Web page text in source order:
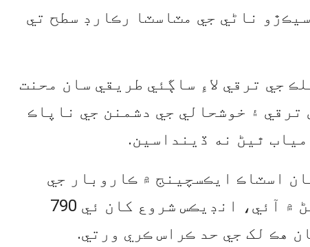
ٿي، وياج جي شرح 15 سيڪڙو ناڻي جي مٽاسٽا رڪارڊ سطح تي
جي ترقي لاءِ ساڳئي طريقي سان محنت
۽ خوشحالي جي دشمنن جي ناپاڪ
ٿيڻ نه ڏينداسين.
اسٽاڪ ايڪسچينج ۾ ڪاروبار جي
شروعات ۾ ئي تيزي ڏسڻ ۾ آئي، انڊيڪس شروع کان ئي 790
هڪ لک جي حد ڪراس ڪري ورتي.